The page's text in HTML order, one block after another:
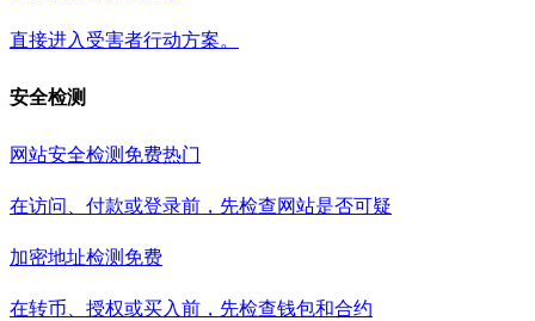
直接进入受害者行动方案。
安全检测
网站安全检测 免费热门
在访问、付款或登录前，先检查网站是否可疑
加密地址检测 免费
在转币、授权或买入前，先检查钱包和合约